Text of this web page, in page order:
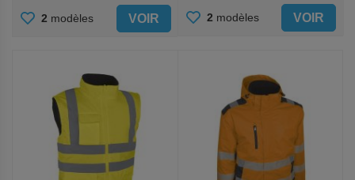
AJOUTER
FAVORIS
2 modèles VOIR AJOUTER
2 modèles VOIR